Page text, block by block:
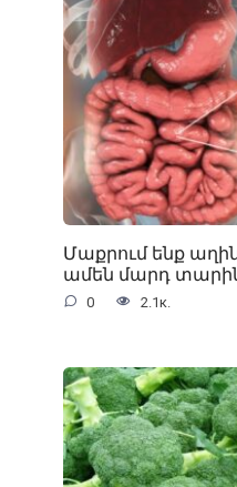
Մաքրում ենք
ամեն մարդ
0 2.1к.